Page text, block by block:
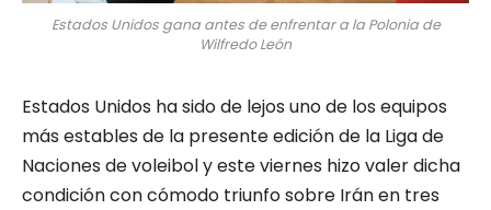
Estados Unidos gana antes de enfrentar a la Polonia de
Wilfredo León
Estados Unidos ha sido de lejos uno de los equipos
más estables de la presente edición de la Liga de
Naciones de voleibol y este viernes hizo valer dicha
condición con cómodo triunfo sobre Irán en tres